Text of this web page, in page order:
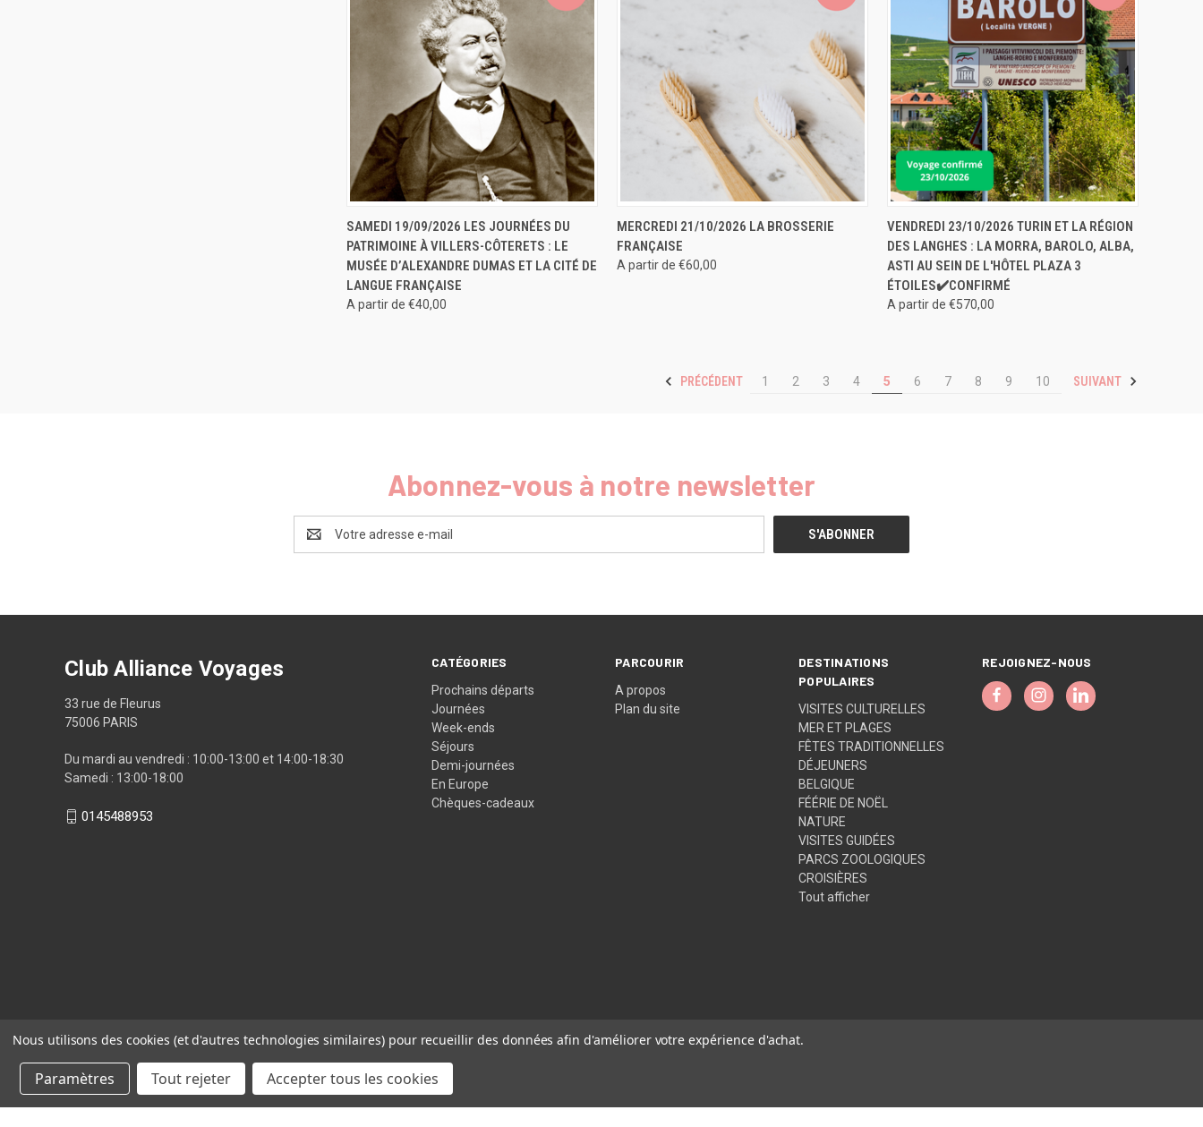
APERÇU RAPIDE RÉSERVER
SAMEDI 19/09/2026 LES JOURNÉES DU
PATRIMOINE À VILLERS-CÔTERETS : LE
MUSÉE D’ALEXANDRE DUMAS ET LA CITÉ DE
LANGUE FRANÇAISE
A partir de €40,00
APERÇU RAPIDE RÉSERVER
MERCREDI 21/10/2026 LA BROSSERIE
FRANÇAISE
A partir de €60,00
APERÇU RAPIDE RÉSERVER
VENDREDI 23/10/2026 TURIN ET LA RÉGION
DES LANGHES : LA MORRA, BAROLO, ALBA,
ASTI AU SEIN DE L'HÔTEL PLAZA 3
ÉTOILES✔️CONFIRMÉ
A partir de €570,00
PRÉCÉDENT 1 2 3 4 5 6 7 8 9 10 SUIVANT
Abonnez-vous à notre newsletter
CATÉGORIES
Prochains départs
Journées
Week-ends
Séjours
Demi-journées
En Europe
Chèques-cadeaux
PARCOURIR
A propos
Plan du site
DESTINATIONS
POPULAIRES
VISITES CULTURELLES
MER ET PLAGES
FÊTES TRADITIONNELLES
DÉJEUNERS
BELGIQUE
FÉÉRIE DE NOËL
NATURE
VISITES GUIDÉES
PARCS ZOOLOGIQUES
CROISIÈRES
Tout afficher
REJOIGNEZ-NOUS
Club Alliance Voyages
33 rue de Fleurus
75006 PARIS
Du mardi au vendredi : 10:00-13:00 et 14:00-18:30
Samedi : 13:00-18:00
0145488953
Nous utilisons des cookies (et d'autres technologies similaires) pour recueillir des données afin d'améliorer votre expérience d'achat.
Paramètres Tout rejeter Accepter tous les cookies